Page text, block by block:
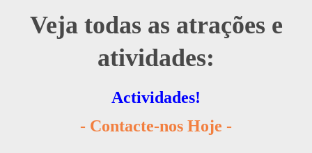
Veja todas as atrações e
atividades:
Actividades!
- Contacte-nos Hoje -